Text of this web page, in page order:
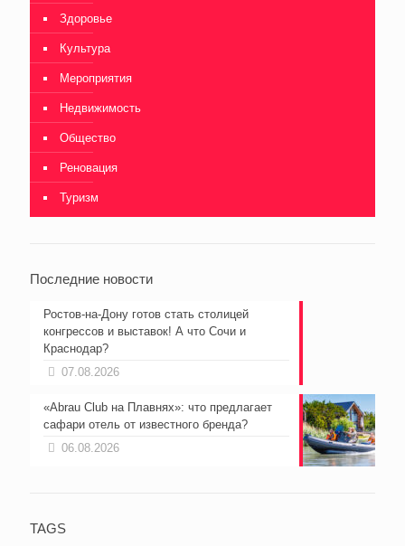
Здоровье
Культура
Мероприятия
Недвижимость
Общество
Реновация
Туризм
Последние новости
Ростов-на-Дону готов стать столицей
конгрессов и выставок! А что Сочи и
Краснодар?
07.08.2026
«Abrau Club на Плавнях»: что предлагает
сафари отель от известного бренда?
06.08.2026
TAGS